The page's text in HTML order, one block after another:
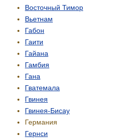
Восточный Тимор
Вьетнам
Габон
Гаити
Гайана
Гамбия
Гана
Гватемала
Гвинея
Гвинея-Бисау
Германия
Гернси